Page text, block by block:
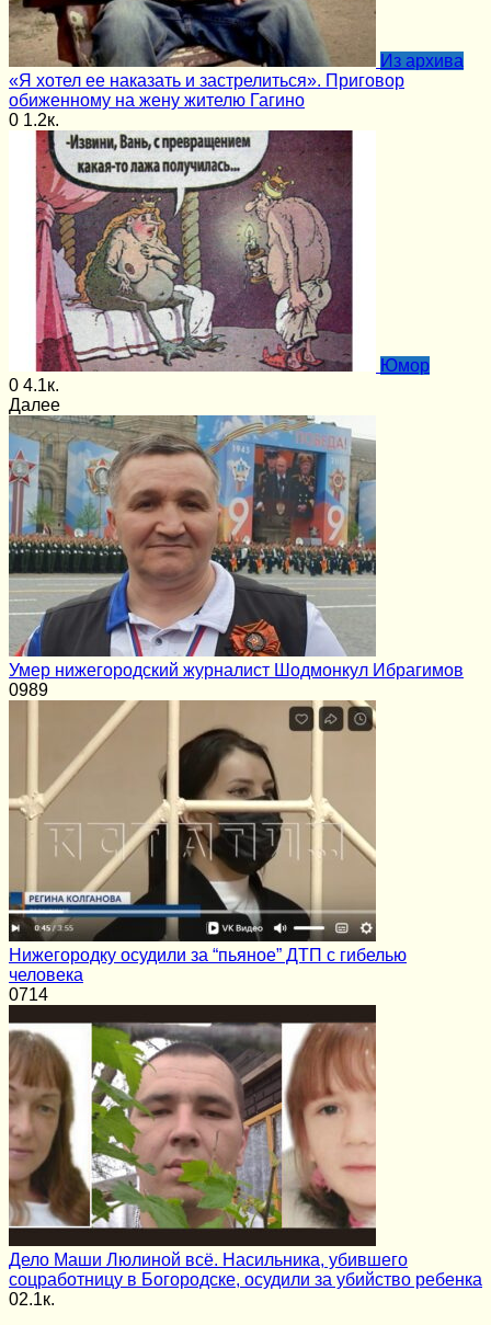
Из архива
«Я хотел ее наказать и застрелиться». Приговор
обиженному на жену жителю Гагино
0 1.2к.
Юмор
0 4.1к.
Далее
Умер нижегородский журналист Шодмонкул Ибрагимов
0989
Нижегородку осудили за “пьяное” ДТП с гибелью
человека
0714
Дело Маши Люлиной всё. Насильника, убившего
соцработницу в Богородске, осудили за убийство ребенка
02.1к.